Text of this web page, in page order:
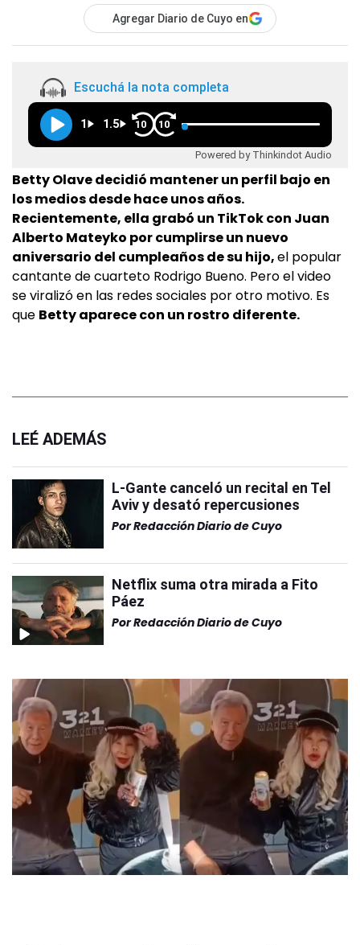
Agregar Diario de Cuyo en
Escuchá la nota completa
1 1.5 10 10
Powered by Thinkindot Audio
Betty Olave decidió mantener un perfil bajo en
los medios desde hace unos años.
Recientemente, ella grabó un TikTok con Juan
Alberto Mateyko por cumplirse un nuevo
aniversario del cumpleaños de su hijo,el popular
cantante de cuarteto Rodrigo Bueno. Pero el video
se viralizó en las redes sociales por otro motivo. Es
que Betty aparece con un rostro diferente.
LEÉ ADEMÁS
L-Gante canceló un recital en Tel
Aviv y desató repercusiones
PorRedacción Diario de Cuyo
Netflix suma otra mirada a Fito
Páez
PorRedacción Diario de Cuyo